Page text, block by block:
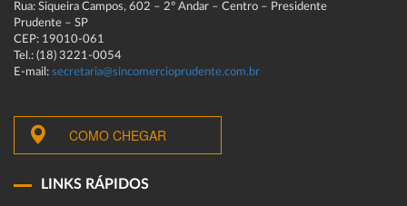
Rua: Siqueira Campos, 602 – 2º Andar – Centro – Presidente
Prudente – SP
CEP: 19010-061
Tel.: (18) 3221-0054
E-mail: secretaria@sincomercioprudente.com.br
COMO CHEGAR
LINKS RÁPIDOS